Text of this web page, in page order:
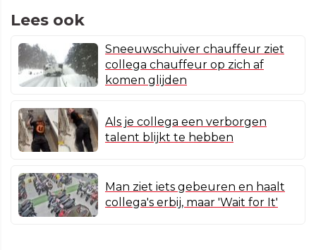
Lees ook
Sneeuwschuiver chauffeur ziet
collega chauffeur op zich af
komen glijden
Als je collega een verborgen
talent blijkt te hebben
Man ziet iets gebeuren en haalt
collega's erbij, maar 'Wait for It'